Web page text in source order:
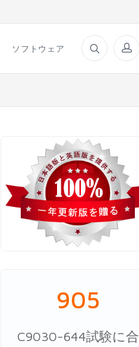
ソフトウェア
905
C9030-644試験に合